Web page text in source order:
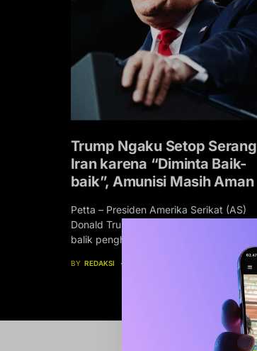
Trump Ngaku Setop Serang
Iran karena “Diminta Baik-
baik”, Amunisi Masih Aman
Petta – Presiden Amerika Serikat (AS)
Donald Trump mengungkap alasan di
balik penghentian…
BY REDAKSI